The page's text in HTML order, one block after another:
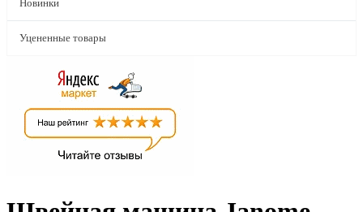
Новинки
Уцененные товары